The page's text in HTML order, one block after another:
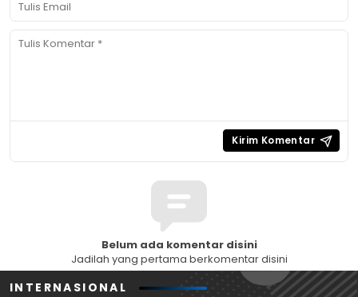
Belum ada komentar disini
Jadilah yang pertama berkomentar disini
INTERNASIONAL